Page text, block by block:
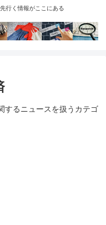
行く情報がここにある
するニュースを扱うカテゴ